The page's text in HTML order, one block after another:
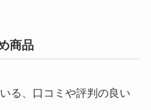
商品
る、口コミや評判の良い